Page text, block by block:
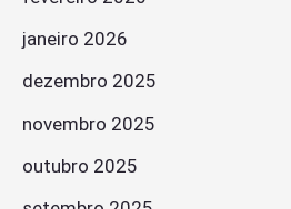
janeiro 2026
dezembro 2025
novembro 2025
outubro 2025